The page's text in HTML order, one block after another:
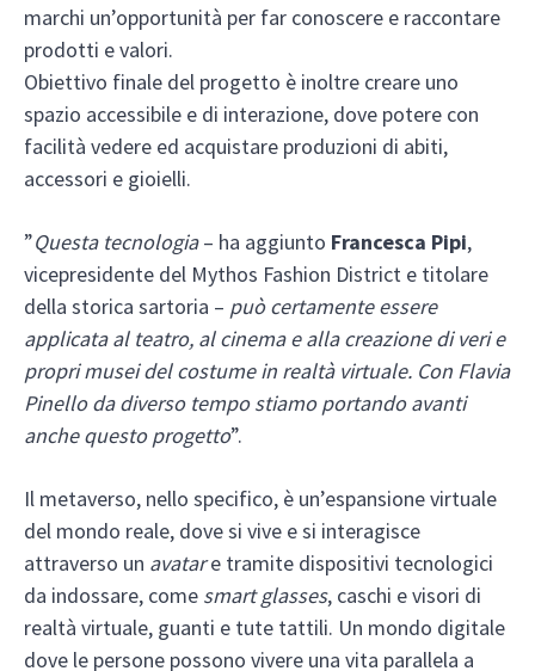
marchi un’opportunità per far conoscere e raccontare
prodotti e valori.
Obiettivo finale del progetto è inoltre creare uno
spazio accessibile e di interazione, dove potere con
facilità vedere ed acquistare produzioni di abiti,
accessori e gioielli.
”Questa tecnologia– ha aggiunto Francesca Pipi,
vicepresidente del Mythos Fashion District e titolare
della storica sartoria – può certamente essere
applicata al teatro, al cinema e alla creazione di veri e
propri musei del costume in realtà virtuale. Con Flavia
Pinello da diverso tempo stiamo portando avanti
anche questo progetto”.
Il metaverso, nello specifico, è un’espansione virtuale
del mondo reale, dove si vive e si interagisce
attraverso un avatare tramite dispositivi tecnologici
da indossare, come smart glasses, caschi e visori di
realtà virtuale, guanti e tute tattili. Un mondo digitale
dove le persone possono vivere una vita parallela a